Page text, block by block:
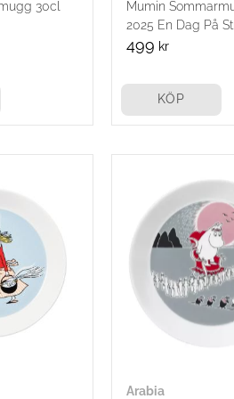
30cl
Mumin
2025 En Dag På
499 kr
KÖP
Arabia